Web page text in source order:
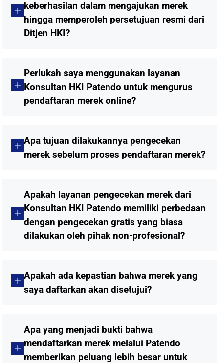
keberhasilan dalam mengajukan merek
hingga memperoleh persetujuan resmi dari
Ditjen HKI?
Perlukah saya menggunakan layanan
Konsultan HKI Patendo untuk mengurus
pendaftaran merek online?
Apa tujuan dilakukannya pengecekan
merek sebelum proses pendaftaran merek?
Apakah layanan pengecekan merek dari
Konsultan HKI Patendo memiliki perbedaan
dengan pengecekan gratis yang biasa
dilakukan oleh pihak non-profesional?
Apakah ada kepastian bahwa merek yang
saya daftarkan akan disetujui?
Apa yang menjadi bukti bahwa
mendaftarkan merek melalui Patendo
memberikan peluang lebih besar untuk